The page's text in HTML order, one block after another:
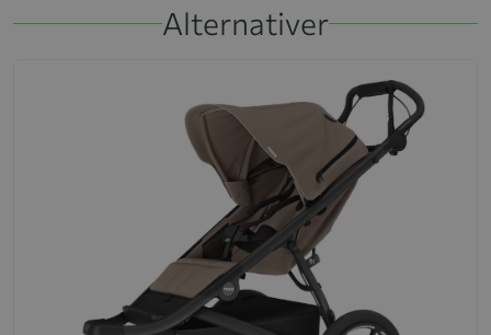
Alternativer